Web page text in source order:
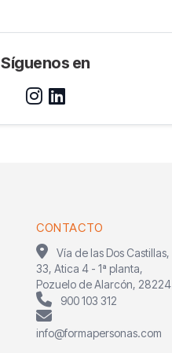
Síguenos en
CONTACTO
Vía de las Dos Castillas,
33, Atica 4 - 1ª planta,
Pozuelo de Alarcón, 28224
900 103 312
info@formapersonas.com